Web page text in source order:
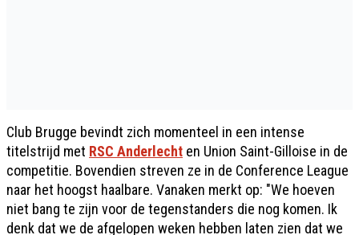
Club Brugge bevindt zich momenteel in een intense
titelstrijd met RSC Anderlecht en Union Saint-Gilloise in de
competitie. Bovendien streven ze in de Conference League
naar het hoogst haalbare. Vanaken merkt op: "We hoeven
niet bang te zijn voor de tegenstanders die nog komen. Ik
denk dat we de afgelopen weken hebben laten zien dat we